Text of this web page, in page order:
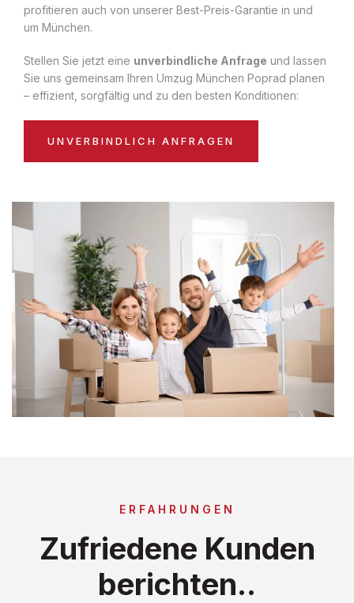
profitieren auch von unserer Best-Preis-Garantie in und
um München.
Stellen Sie jetzt eine unverbindliche Anfrage und lassen
Sie uns gemeinsam Ihren Umzug München Poprad planen
– effizient, sorgfältig und zu den besten Konditionen:
UNVERBINDLICH ANFRAGEN
ERFAHRUNGEN
Zufriedene Kunden
berichten..